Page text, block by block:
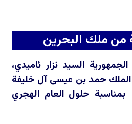
من ملك البحرين
السيد نزار ئاميدي،
الملك حمد بن عيسى آل خليفة
حلول العام الهجري